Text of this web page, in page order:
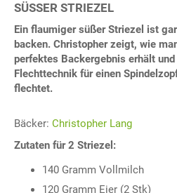
SÜSSER STRIEZEL
Ein flaumiger süßer Striezel ist
backen. Christopher zeigt, wie
perfektes Backergebnis erhält
Flechttechnik für einen
flechtet.
Bäcker: Christopher Lang
Zutaten für 2 Striezel:
140 Gramm Vollmilch
120 Gramm Eier (2 Stk)